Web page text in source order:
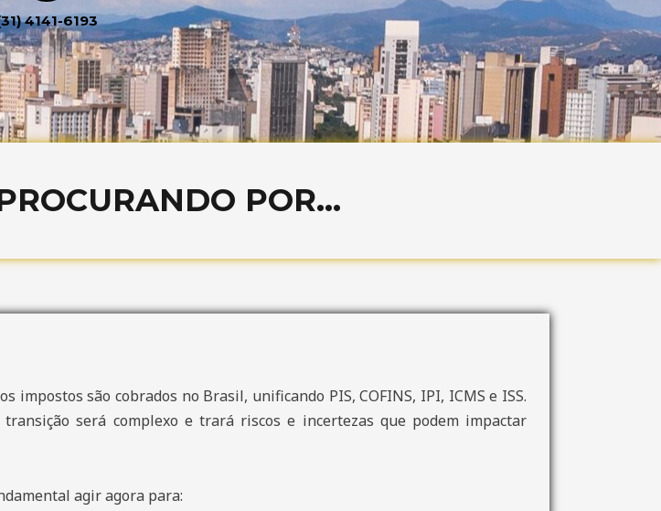
4141-6193
POR...
impostos são cobrados no Brasil, unificando PIS, COFINS, IPI, ICMS e ISS.
será complexo e trará riscos e incertezas que podem impactar
agir agora para: